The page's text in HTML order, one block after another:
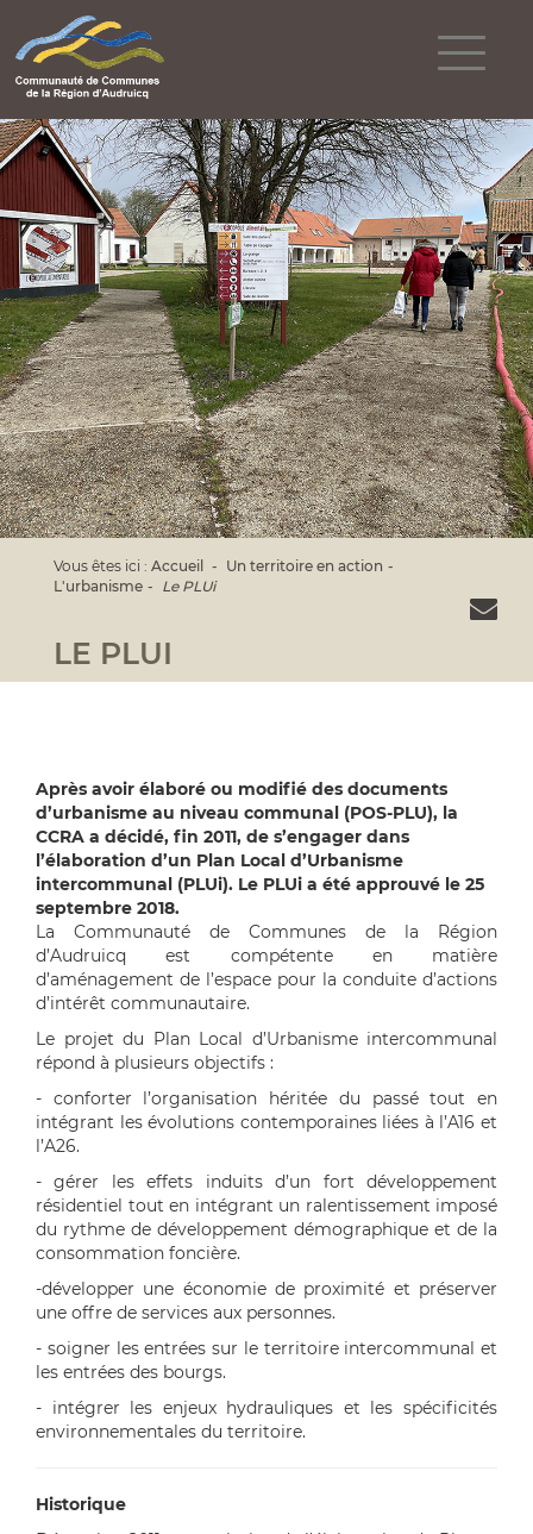
Vous êtes ici : Accueil
Un territoire en action
L'urbanisme
Le PLUi
LE PLUI
Après avoir élaboré ou modifié des documents
d’urbanisme au niveau communal (POS-PLU), la
CCRA a décidé, fin 2011, de s’engager dans
l’élaboration d’un Plan Local d’Urbanisme
intercommunal (PLUi). Le PLUi a été approuvé le 25
septembre 2018.
La Communauté de Communes de la Région
d’Audruicq est compétente en matière
d’aménagement de l’espace pour la conduite d’actions
d’intérêt communautaire.
Le projet du Plan Local d’Urbanisme intercommunal
répond à plusieurs objectifs :
- conforter l’organisation héritée du passé tout en
intégrant les évolutions contemporaines liées à l’A16 et
l’A26.
- gérer les effets induits d’un fort développement
résidentiel tout en intégrant un ralentissement imposé
du rythme de développement démographique et de la
consommation foncière.
-développer une économie de proximité et préserver
une offre de services aux personnes.
- soigner les entrées sur le territoire intercommunal et
les entrées des bourgs.
- intégrer les enjeux hydrauliques et les spécificités
environnementales du territoire.
Historique